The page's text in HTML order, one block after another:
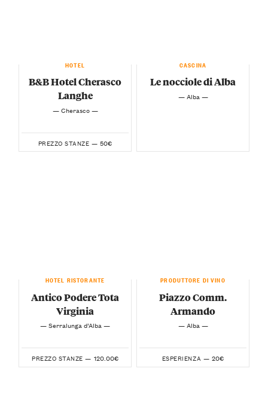
HOTEL
B&B Hotel Cherasco
Langhe
— Cherasco —
PREZZO STANZE — 50€
CASCINA
Le nocciole di Alba
— Alba —
HOTEL RISTORANTE
Antico Podere Tota
Virginia
— Serralunga d’Alba —
PREZZO STANZE — 120.00€
PRODUTTORE DI VINO
Piazzo Comm.
Armando
— Alba —
ESPERIENZA — 20€